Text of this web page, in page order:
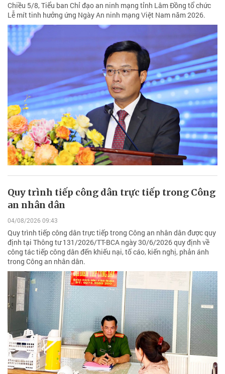
Chiều 5/8, Tiểu ban Chỉ đạo an ninh mạng tỉnh Lâm Đồng tổ chức
Lễ mít tinh hưởng ứng Ngày An ninh mạng Việt Nam năm 2026.
Quy trình tiếp công dân trực tiếp trong Công
an nhân dân
04/08/2026 09:43
Quy trình tiếp công dân trực tiếp trong Công an nhân dân được quy
định tại Thông tư 131/2026/TT-BCА ngày 30/6/2026 quy định về
công tác tiếp công dân đến khiếu nại, tố cáo, kiến nghị, phản ánh
trong Công an nhân dân.